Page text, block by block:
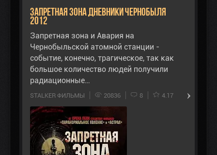
Запретная зона Дневники Чернобыля
2012
Запретная зона и Авария на
Чернобыльской атомной станции -
событие, конечно, трагическое, так как
большое количество людей получили
радиационные…
STALKER ФИЛЬМЫ 20836 8 4.17